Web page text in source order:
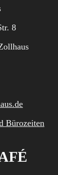
8
Bürozeiten